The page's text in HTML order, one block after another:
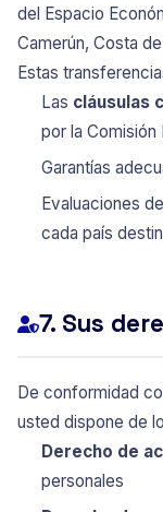
del Espacio
Camerún, Costa
Estas
Las cláusulas
por la Comisión
Garantías
Evaluaciones
cada país
7. Sus
De conformidad
usted dispone de
Derecho de
personales